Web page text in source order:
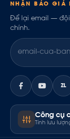
NHẬN BÁO GIÁ
Để lại email — đội
chính.
ZL
Công cụ
Tính lưu